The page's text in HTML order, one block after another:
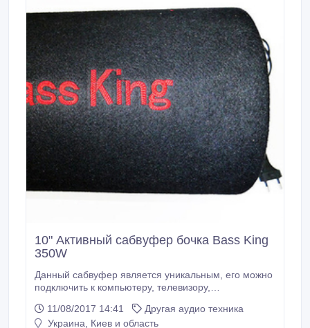
10" Активный сабвуфер бочка Bass King
350W
Данный сабвуфер является уникальным, его можно
подключить к компьютеру, телевизору,
Специальный материал обшивки обеспечивает
внутренний динамический естественный и глубокий
11/08/2017 14:41
Другая аудио техника
Украина, Киев и область